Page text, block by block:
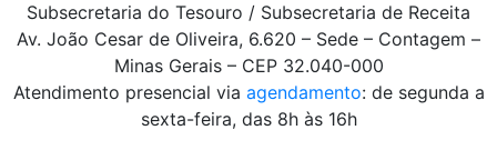
Subsecretaria do Tesouro / Subsecretaria de Receita
Av. João Cesar de Oliveira, 6.620 – Sede – Contagem –
Minas Gerais – CEP 32.040-000
Atendimento presencial via agendamento: de segunda a
sexta-feira, das 8h às 16h